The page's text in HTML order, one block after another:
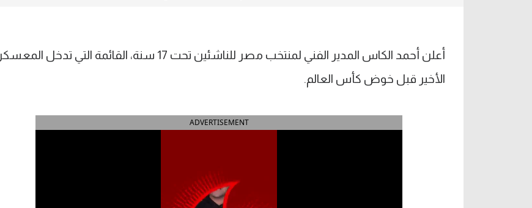
أعلن أحمد الكاس المدير الفني لمنتخب مصر للناشئين تحت 17 سنة، القائمة التي تدخل المعسكر
الأخير قبل خوض كأس العالم.
ADVERTISEMENT